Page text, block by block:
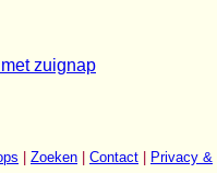
zuignap
Zoeken Contact
Privacy &